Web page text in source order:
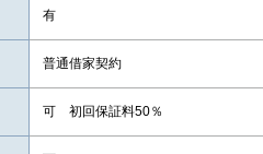
有
普通借家契約
可 初回保証料50％